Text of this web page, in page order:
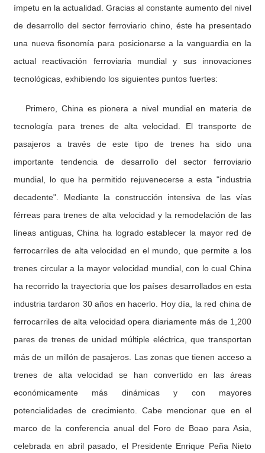
ímpetu en la actualidad. Gracias al constante aumento del nivel
de desarrollo del sector ferroviario chino, éste ha presentado
una nueva fisonomía para posicionarse a la vanguardia en la
actual reactivación ferroviaria mundial y sus innovaciones
tecnológicas, exhibiendo los siguientes puntos fuertes:
Primero, China es pionera a nivel mundial en materia de
tecnología para trenes de alta velocidad. El transporte de
pasajeros a través de este tipo de trenes ha sido una
importante tendencia de desarrollo del sector ferroviario
mundial, lo que ha permitido rejuvenecerse a esta "industria
decadente". Mediante la construcción intensiva de las vías
férreas para trenes de alta velocidad y la remodelación de las
líneas antiguas, China ha logrado establecer la mayor red de
ferrocarriles de alta velocidad en el mundo, que permite a los
trenes circular a la mayor velocidad mundial, con lo cual China
ha recorrido la trayectoria que los países desarrollados en esta
industria tardaron 30 años en hacerlo. Hoy día, la red china de
ferrocarriles de alta velocidad opera diariamente más de 1,200
pares de trenes de unidad múltiple eléctrica, que transportan
más de un millón de pasajeros. Las zonas que tienen acceso a
trenes de alta velocidad se han convertido en las áreas
económicamente más dinámicas y con mayores
potencialidades de crecimiento. Cabe mencionar que en el
marco de la conferencia anual del Foro de Boao para Asia,
celebrada en abril pasado, el Presidente Enrique Peña Nieto